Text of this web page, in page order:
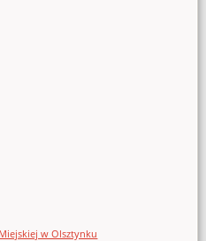
w Olsztynku